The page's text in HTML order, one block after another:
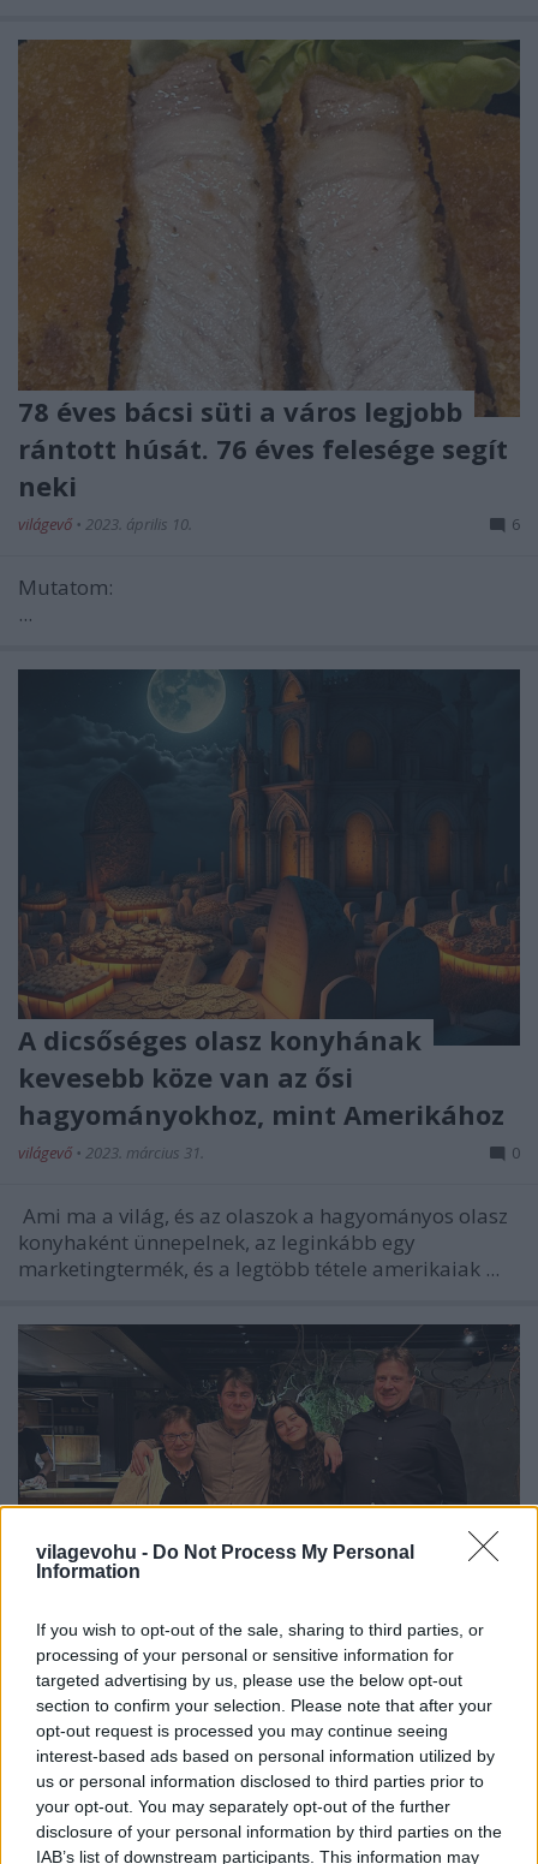
vilagevohu - Do Not Process My Personal
Information
If you wish to opt-out of the sale, sharing to third parties, or
processing of your personal or sensitive information for
targeted advertising by us, please use the below opt-out
section to confirm your selection. Please note that after your
opt-out request is processed you may continue seeing
interest-based ads based on personal information utilized by
us or personal information disclosed to third parties prior to
your opt-out. You may separately opt-out of the further
disclosure of your personal information by third parties on the
IAB’s list of downstream participants. This information may
78 éves bácsi süti a város legjobb
rántott húsát. 76 éves felesége segít
neki
világevő • 2023. április 10. 6
Mutatom:
...
A dicsőséges olasz konyhának
kevesebb köze van az ősi
hagyományokhoz, mint Amerikához
világevő • 2023. március 31. 0
Ami ma a világ, és az olaszok a hagyományos olasz
konyhaként ünnepelnek, az leginkább egy
marketingtermék, és a legtöbb tétele amerikaiak ...
Egy csíki család kalandjai a világ
legjobb éttermében
2023. február 05.